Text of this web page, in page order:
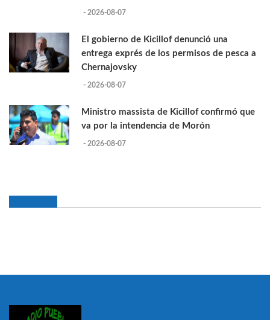
- 2026-08-07
El gobierno de Kicillof denunció una
entrega exprés de los permisos de pesca a
Chernajovsky
- 2026-08-07
Ministro massista de Kicillof confirmó que
va por la intendencia de Morón
- 2026-08-07